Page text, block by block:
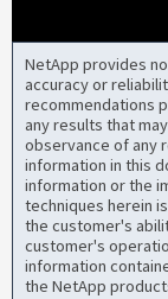
NetApp provides
accuracy or
recommendations
any results that
observance of any
information in this
information or the
techniques herein
the customer's
customer's
information
the NetApp